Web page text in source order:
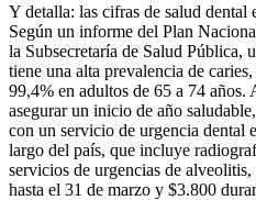
Y detalla: las cifras de salud dental
Según un informe del Plan
la Subsecretaría de Salud Pública,
tiene una alta prevalencia de
99,4% en adultos de 65 a 74 años.
asegurar un inicio de año
con un servicio de urgencia dental
largo del país, que incluye
servicios de urgencias de
hasta el 31 de marzo y $3.800